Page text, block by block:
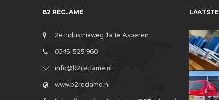
B2 RECLAME
2e Industrieweg 1a te Asperen
0345-525 960
info@b2reclame.nl
www.b2reclame.nl